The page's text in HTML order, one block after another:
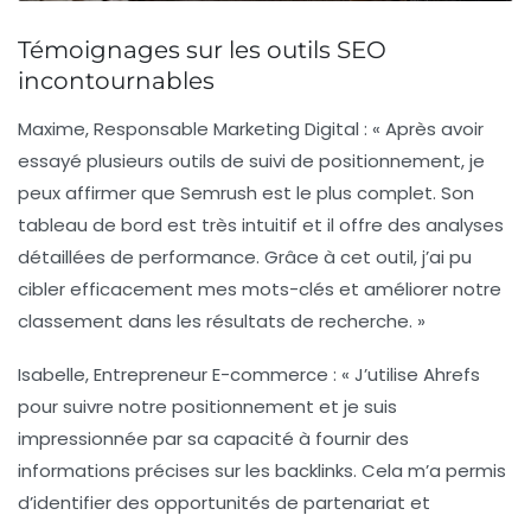
Témoignages sur les outils SEO
incontournables
Maxime, Responsable Marketing Digital : « Après avoir
essayé plusieurs outils de suivi de positionnement, je
peux affirmer que Semrush est le plus complet. Son
tableau de bord est très intuitif et il offre des analyses
détaillées de performance. Grâce à cet outil, j’ai pu
cibler efficacement mes mots-clés et améliorer notre
classement dans les résultats de recherche. »
Isabelle, Entrepreneur E-commerce : « J’utilise Ahrefs
pour suivre notre positionnement et je suis
impressionnée par sa capacité à fournir des
informations précises sur les backlinks. Cela m’a permis
d’identifier des opportunités de partenariat et